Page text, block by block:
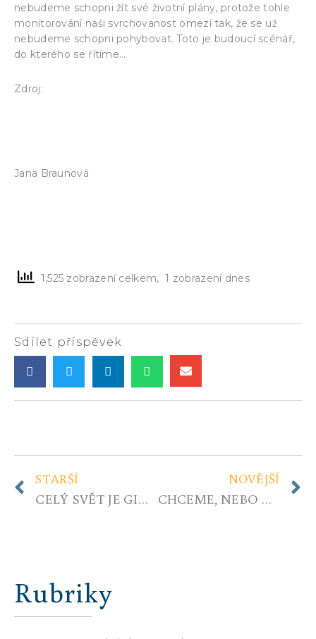
nebudeme schopni žít své životní plány, protože tohle
monitorování naši svrchovanost omezí tak, že se už
nebudeme schopni pohybovat. Toto je budoucí scénář,
do kterého se řítíme…
Zdroj:
Jana Braunová
1,525 zobrazení celkem, 1 zobrazení dnes
Sdílet příspěvek
STARŠÍ
CELÝ SVĚT JE GIGANTICKÁ KORPORACE, KTERÁ ZOTROČUJE NEVĚDOMÉ LIDI…
NOVĚJŠÍ
CHCEME, NEBO NE?
Rubriky